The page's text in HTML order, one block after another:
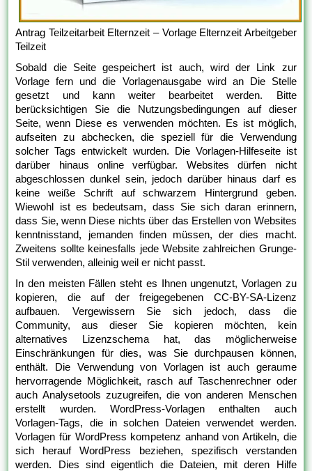
Antrag Teilzeitarbeit Elternzeit – Vorlage Elternzeit Arbeitgeber
Teilzeit
Sobald die Seite gespeichert ist auch, wird der Link zur
Vorlage fern und die Vorlagenausgabe wird an Die Stelle
gesetzt und kann weiter bearbeitet werden. Bitte
berücksichtigen Sie die Nutzungsbedingungen auf dieser
Seite, wenn Diese es verwenden möchten. Es ist möglich,
aufseiten zu abchecken, die speziell für die Verwendung
solcher Tags entwickelt wurden. Die Vorlagen-Hilfeseite ist
darüber hinaus online verfügbar. Websites dürfen nicht
abgeschlossen dunkel sein, jedoch darüber hinaus darf es
keine weiße Schrift auf schwarzem Hintergrund geben.
Wiewohl ist es bedeutsam, dass Sie sich daran erinnern,
dass Sie, wenn Diese nichts über das Erstellen von Websites
kenntnisstand, jemanden finden müssen, der dies macht.
Zweitens sollte keinesfalls jede Website zahlreichen Grunge-
Stil verwenden, alleinig weil er nicht passt.
In den meisten Fällen steht es Ihnen ungenutzt, Vorlagen zu
kopieren, die auf der freigegebenen CC-BY-SA-Lizenz
aufbauen. Vergewissern Sie sich jedoch, dass die
Community, aus dieser Sie kopieren möchten, kein
alternatives Lizenzschema hat, das möglicherweise
Einschränkungen für dies, was Sie durchpausen können,
enthält. Die Verwendung von Vorlagen ist auch geraume
hervorragende Möglichkeit, rasch auf Taschenrechner oder
auch Analysetools zuzugreifen, die von anderen Menschen
erstellt wurden. WordPress-Vorlagen enthalten auch
Vorlagen-Tags, die in solchen Dateien verwendet werden.
Vorlagen für WordPress kompetenz anhand von Artikeln, die
sich herauf WordPress beziehen, spezifisch verstanden
werden. Dies sind eigentlich die Dateien, mit deren Hilfe